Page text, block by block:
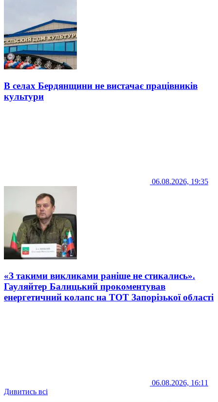
В селах Бердянщини не вистачає працівників
культури
06.08.2026, 19:35
«З такими викликами раніше не стикались».
Гауляйтер Балицький прокоментував
енергетичний колапс на ТОТ Запорізької області
06.08.2026, 16:11
Дивитись всі